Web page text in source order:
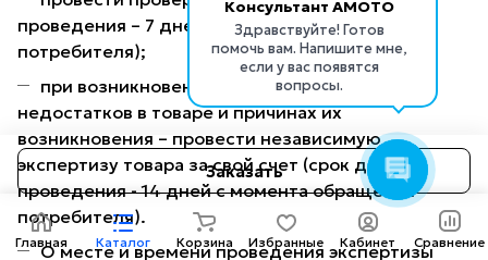
Консультант AMOTO
Здравствуйте! Готов
помочь вам. Напишите мне,
если у вас появятся
вопросы.
Заказать
проведения – 7 дней с момента обращения
потребителя);
при возникновении спора о наличии
недостатков в товаре и причинах их
возникновения – провести независимую
экспертизу товара за свой счет (срок для
проведения - 14 дней с момента обращения
потребителя).
О месте и времени проведения экспертизы
Главная Каталог Корзина Избранные Кабинет Сравнение